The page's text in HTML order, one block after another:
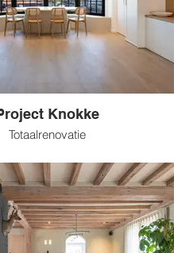
Knokke
Totaalrenovatie